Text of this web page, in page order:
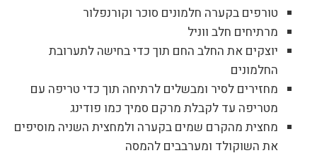
טורפים בקערה חלמונים סוכר וקורנפלור
מרתיחים חלב ווניל
יוצקים את החלב החם תוך כדי בחישה לתערובת
החלמונים
מחזירים לסיר ומבשלים לרתיחה תוך כדי טריפה עם
מטריפה עד לקבלת מרקם סמיך כמו פודינג
מחצית מהקרם שמים בקערה ולמחצית השניה מוסיפים
את השוקולד ומערבבים להמסה